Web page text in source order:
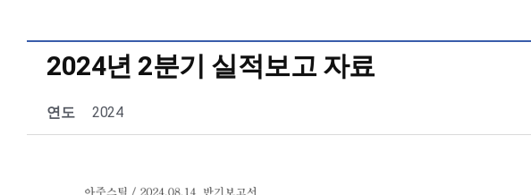
2024년 2분기 실적보고 자료
연도 2024